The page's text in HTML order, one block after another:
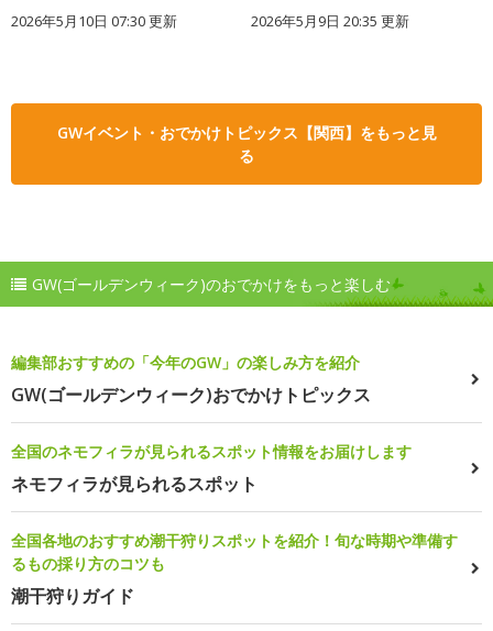
2026年5月10日 07:30 更新 2026年5月9日 20:35 更新
GWイベント・おでかけトピックス【関西】をもっと見
る
GW(ゴールデンウィーク)のおでかけをもっと楽しむ
編集部おすすめの「今年のGW」の楽しみ方を紹介
GW(ゴールデンウィーク)おでかけトピックス
全国のネモフィラが見られるスポット情報をお届けします
ネモフィラが見られるスポット
全国各地のおすすめ潮干狩りスポットを紹介！旬な時期や準備す
るもの採り方のコツも
潮干狩りガイド